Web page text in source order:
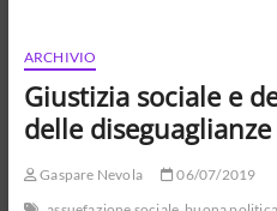
Abbassare
tono
“verità”
ARCHIVIO
Giustizia sociale e
delle
Gaspare Nevola
06/07/2019